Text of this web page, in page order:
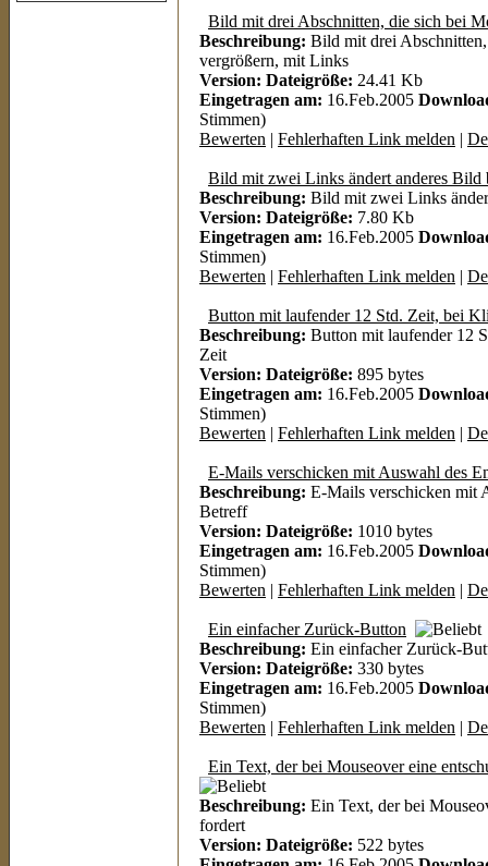
Bild mit drei Abschnitten, die sich bei
Beschreibung: Bild mit drei
vergrößern, mit Links
Version: Dateigröße: 24.41 Kb
Eingetragen am: 16.Feb.2005
Stimmen)
Bewerten | Fehlerhaften Link melden |
Bild mit zwei Links ändert anderes Bild
Beschreibung: Bild mit zwei Links
Version: Dateigröße: 7.80 Kb
Eingetragen am: 16.Feb.2005
Stimmen)
Bewerten | Fehlerhaften Link melden |
Button mit laufender 12 Std. Zeit, bei
Beschreibung: Button mit laufender 12
Zeit
Version: Dateigröße: 895 bytes
Eingetragen am: 16.Feb.2005
Stimmen)
Bewerten | Fehlerhaften Link melden |
E-Mails verschicken mit Auswahl des
Beschreibung: E-Mails verschicken mit
Betreff
Version: Dateigröße: 1010 bytes
Eingetragen am: 16.Feb.2005
Stimmen)
Bewerten | Fehlerhaften Link melden |
Ein einfacher Zurück-Button
Beschreibung: Ein einfacher Zurück-
Version: Dateigröße: 330 bytes
Eingetragen am: 16.Feb.2005
Stimmen)
Bewerten | Fehlerhaften Link melden |
Ein Text, der bei Mouseover eine
Beschreibung: Ein Text, der bei
fordert
Version: Dateigröße: 522 bytes